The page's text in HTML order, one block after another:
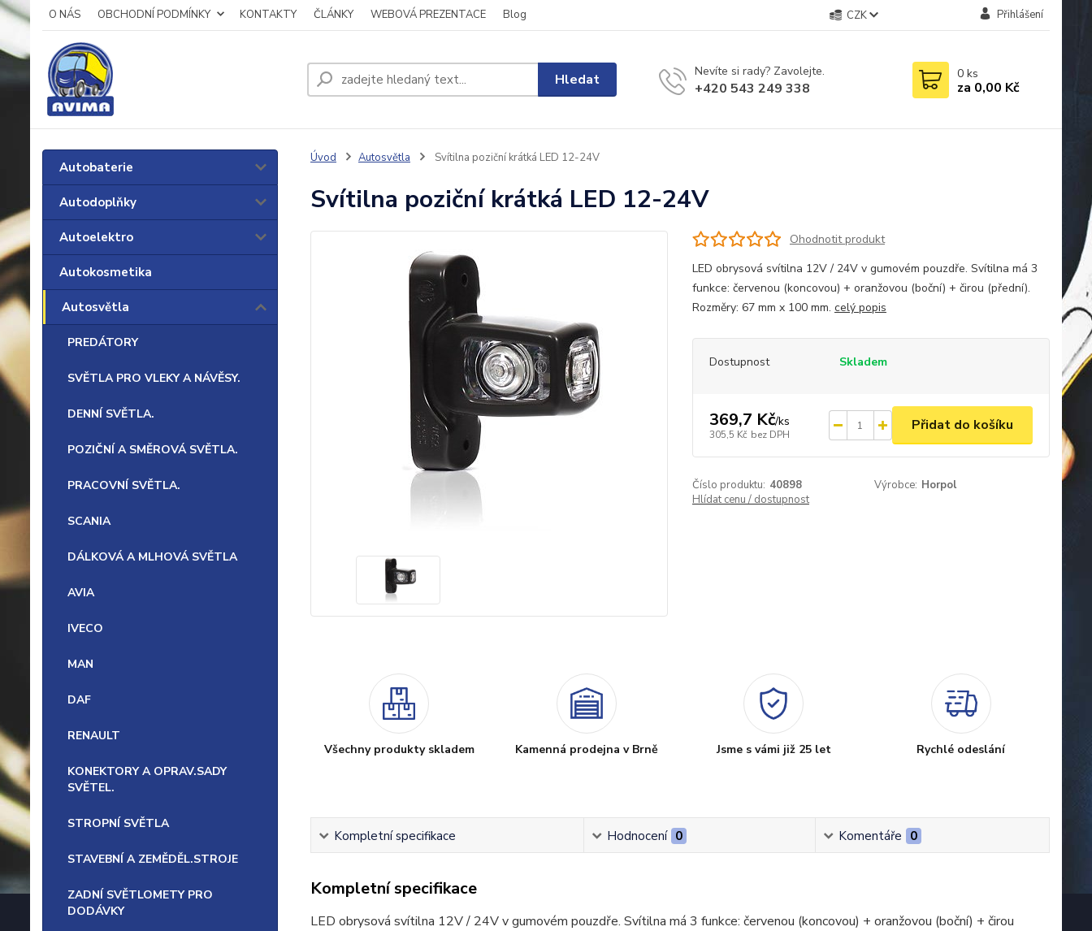
O NÁS OBCHODNÍ PODMÍNKY KONTAKTY ČLÁNKY WEBOVÁ PREZENTACE Blog CZK Přihlášení
Hledat Nevíte si rady? Zavolejte.
+420 543 249 338
0 ks
za 0,00 Kč
Autobaterie
Autodoplňky
Autoelektro
Autokosmetika
Autosvětla
PREDÁTORY
SVĚTLA PRO VLEKY A NÁVĚSY.
DENNÍ SVĚTLA.
POZIČNÍ A SMĚROVÁ SVĚTLA.
PRACOVNÍ SVĚTLA.
SCANIA
DÁLKOVÁ A MLHOVÁ SVĚTLA
AVIA
IVECO
MAN
DAF
RENAULT
KONEKTORY A OPRAV.SADY
SVĚTEL.
STROPNÍ SVĚTLA
STAVEBNÍ A ZEMĚDĚL.STROJE
ZADNÍ SVĚTLOMETY PRO
DODÁVKY
Úvod Autosvětla Svítilna poziční krátká LED 12-24V
Svítilna poziční krátká LED 12-24V
Ohodnotit produkt
LED obrysová svítilna 12V / 24V v gumovém pouzdře. Svítilna má 3
funkce: červenou (koncovou) + oranžovou (boční) + čirou (přední).
Rozměry: 67 mm x 100 mm. celý popis
Dostupnost Skladem
369,7 Kč/ks
305,5 Kč bez DPH
Přidat do košíku
Číslo produktu: 40898 Výrobce: Horpol
Hlídat cenu / dostupnost
Všechny produkty skladem Kamenná prodejna v Brně Jsme s vámi již 25 let Rychlé odeslání
Kompletní specifikace Hodnocení 0 Komentáře 0
Kompletní specifikace
LED obrysová svítilna 12V / 24V v gumovém pouzdře. Svítilna má 3 funkce: červenou (koncovou) + oranžovou (boční) + čirou